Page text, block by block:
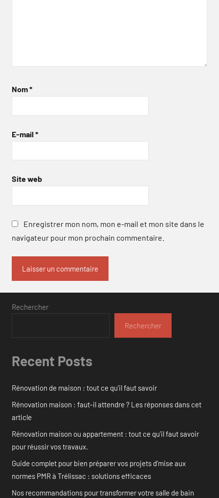
Nom*
E-mail *
Site web
Enregistrer mon nom, mon e-mail et mon site dans le
navigateur pour mon prochain commentaire.
Rechercher
Rechercher
Recent Posts
Rénovation de maison : tout ce qu’il faut savoir
Rénovation maison : faut-il attendre ? Les réponses dans cet
article
Rénovation maison ou appartement : tout ce qu’il faut savoir
pour réussir vos travaux.
Guide complet pour bien préparer vos projets d’mise aux
normes PMR à Trélissac : solutions efficaces
Nos recommandations pour transformer votre salle de bain